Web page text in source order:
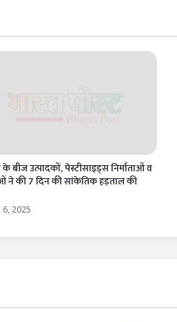
के बीज उत्पादकों, पेस्टीसाइड्स निर्माताओं व
ने की 7 दिन की सांकेतिक हड़ताल की
2025